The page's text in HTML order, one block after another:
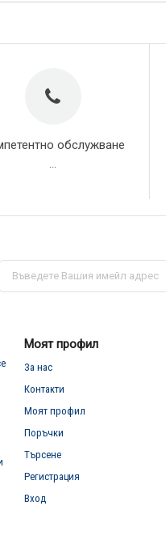
обслужване
Абонирай
за
Моят профил
За нас
Контакти
Моят профил
Поръчки
Търсене
Регистрация
Вход